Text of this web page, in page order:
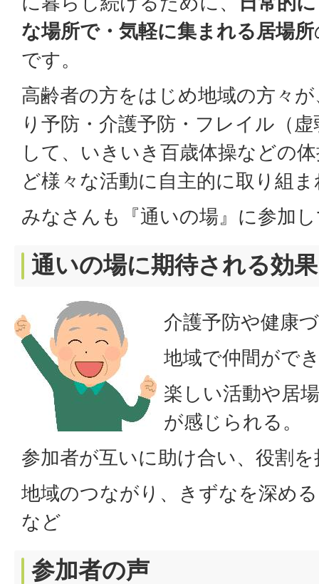
な場所で・気軽に集まれる居場所
です。
高齢者の方をはじめ地域の方々
り予防・介護予防・フレイル（
して、いきいき百歳体操などの
ど様々な活動に自主的に取り組
みなさんも『通いの場』に参加
通いの場に期待される効果
介護予防や健康
地域で仲間がで
楽しい活動や居
が感じられる。
参加者が互いに助け合い、役割
地域のつながり、きずなを深め
など
参加者の声